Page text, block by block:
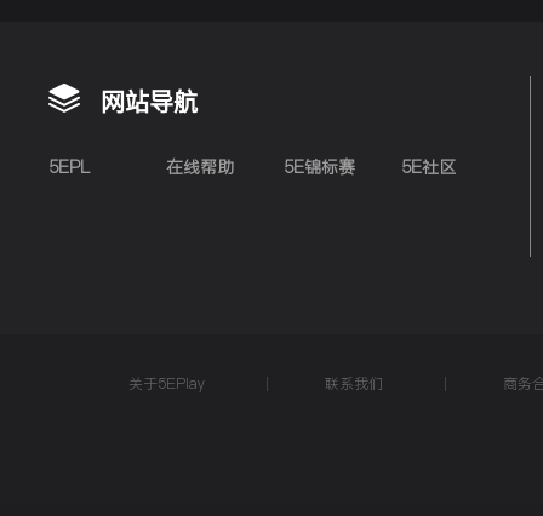
网站导航
5EPL 在线帮助 5E锦标赛 5E社区
关于5EPlay 联系我们 商务